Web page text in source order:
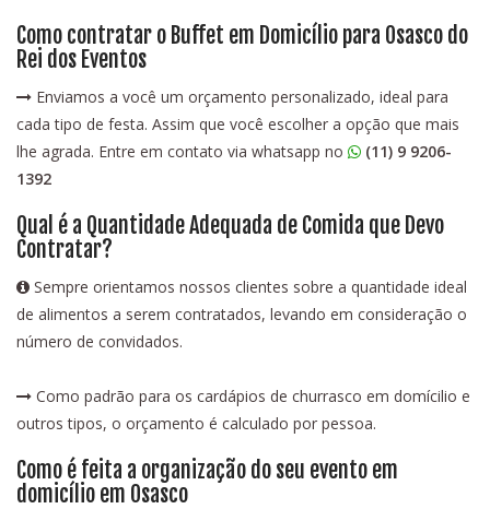
Como contratar o Buffet em Domicílio para Osasco do
Rei dos Eventos
Enviamos a você um orçamento personalizado, ideal para
cada tipo de festa. Assim que você escolher a opção que mais
lhe agrada. Entre em contato via whatsapp no
(11) 9 9206-
1392
Qual é a Quantidade Adequada de Comida que Devo
Contratar?
Sempre orientamos nossos clientes sobre a quantidade ideal
de alimentos a serem contratados, levando em consideração o
número de convidados.
Como padrão para os cardápios de churrasco em domícilio e
outros tipos, o orçamento é calculado por pessoa.
Como é feita a organização do seu evento em
domicílio em Osasco